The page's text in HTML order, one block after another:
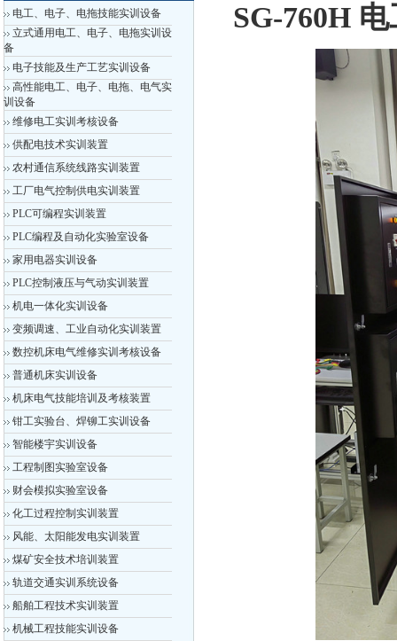
电工、电子、电拖技能实训设备
立式通用电工、电子、电拖实训设
备
电子技能及生产工艺实训设备
高性能电工、电子、电拖、电气实
训设备
维修电工实训考核设备
供配电技术实训装置
农村通信系统线路实训装置
工厂电气控制供电实训装置
PLC可编程实训装置
PLC编程及自动化实验室设备
家用电器实训设备
PLC控制液压与气动实训装置
机电一体化实训设备
变频调速、工业自动化实训装置
数控机床电气维修实训考核设备
普通机床实训设备
机床电气技能培训及考核装置
钳工实验台、焊铆工实训设备
智能楼宇实训设备
工程制图实验室设备
财会模拟实验室设备
化工过程控制实训装置
风能、太阳能发电实训装置
煤矿安全技术培训装置
轨道交通实训系统设备
船舶工程技术实训装置
机械工程技能实训设备
SG-760H